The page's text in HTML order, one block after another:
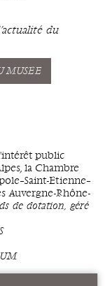
du
MUSÉE
public
la Chambre
Étienne–
Auvergne-Rhône-
de dotation, géré